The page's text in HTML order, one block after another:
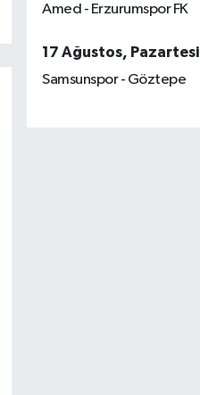
Amed - Erzurumspor FK
17 Ağustos, Pazartesi
Samsunspor - Göztepe